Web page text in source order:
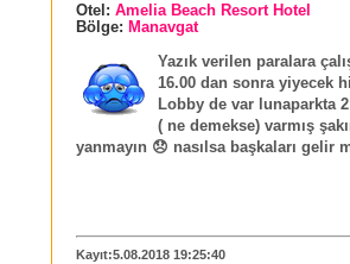
Otel: Amelia Beach Resort Hotel
Bölge: Manavgat
Yazık verilen paralara
16.00 dan sonra yiyecek
Lobby de var lunaparkta
( ne demekse) varmış
yanmayın 😞 nasılsa başkaları gelir
Kayıt:5.08.2018 19:25:40